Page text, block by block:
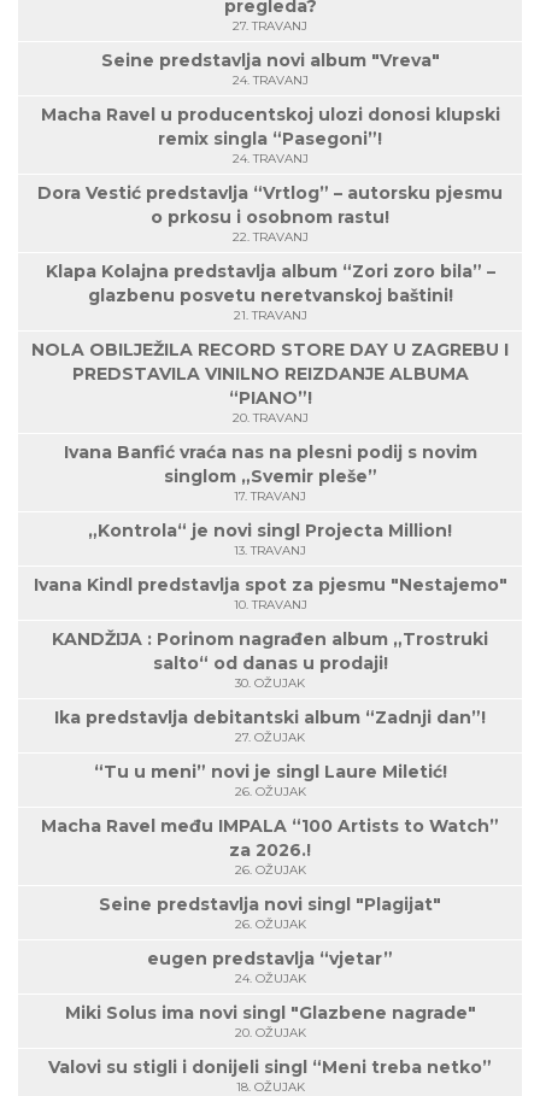
pregleda?
27. TRAVANJ
Seine predstavlja novi album "Vreva"
24. TRAVANJ
Macha Ravel u producentskoj ulozi donosi klupski
remix singla “Pasegoni”!
24. TRAVANJ
Dora Vestić predstavlja “Vrtlog” – autorsku pjesmu
o prkosu i osobnom rastu!
22. TRAVANJ
Klapa Kolajna predstavlja album “Zori zoro bila” –
glazbenu posvetu neretvanskoj baštini!
21. TRAVANJ
NOLA OBILJEŽILA RECORD STORE DAY U ZAGREBU I
PREDSTAVILA VINILNO REIZDANJE ALBUMA
“PIANO”!
20. TRAVANJ
Ivana Banfić vraća nas na plesni podij s novim
singlom „Svemir pleše”
17. TRAVANJ
„Kontrola“ je novi singl Projecta Million!
13. TRAVANJ
Ivana Kindl predstavlja spot za pjesmu "Nestajemo"
10. TRAVANJ
KANDŽIJA : Porinom nagrađen album „Trostruki
salto“ od danas u prodaji!
30. OŽUJAK
Ika predstavlja debitantski album “Zadnji dan”!
27. OŽUJAK
“Tu u meni” novi je singl Laure Miletić!
26. OŽUJAK
Macha Ravel među IMPALA “100 Artists to Watch”
za 2026.!
26. OŽUJAK
Seine predstavlja novi singl "Plagijat"
26. OŽUJAK
eugen predstavlja “vjetar”
24. OŽUJAK
Miki Solus ima novi singl "Glazbene nagrade"
20. OŽUJAK
Valovi su stigli i donijeli singl “Meni treba netko”
18. OŽUJAK